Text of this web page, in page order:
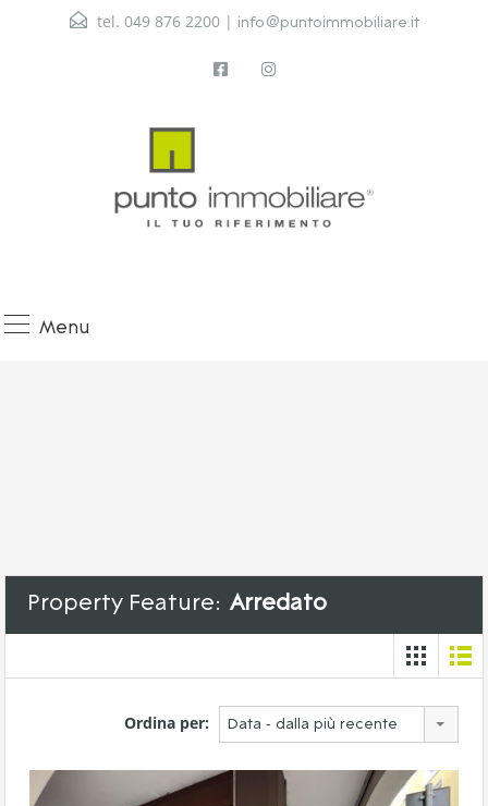
tel. 049 876 2200 | info@puntoimmobiliare.it
Menu
Property Feature: Arredato
Ordina per: Data - dalla più recente